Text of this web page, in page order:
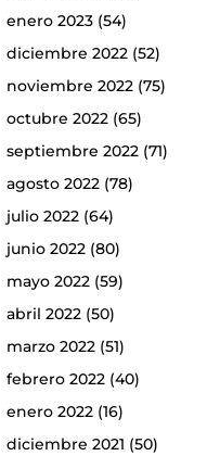
enero 2023(54)
diciembre 2022(52)
noviembre 2022(75)
octubre 2022(65)
septiembre 2022(71)
agosto 2022(78)
julio 2022(64)
junio 2022(80)
mayo 2022(59)
abril 2022(50)
marzo 2022(51)
febrero 2022(40)
enero 2022(16)
diciembre 2021 (50)